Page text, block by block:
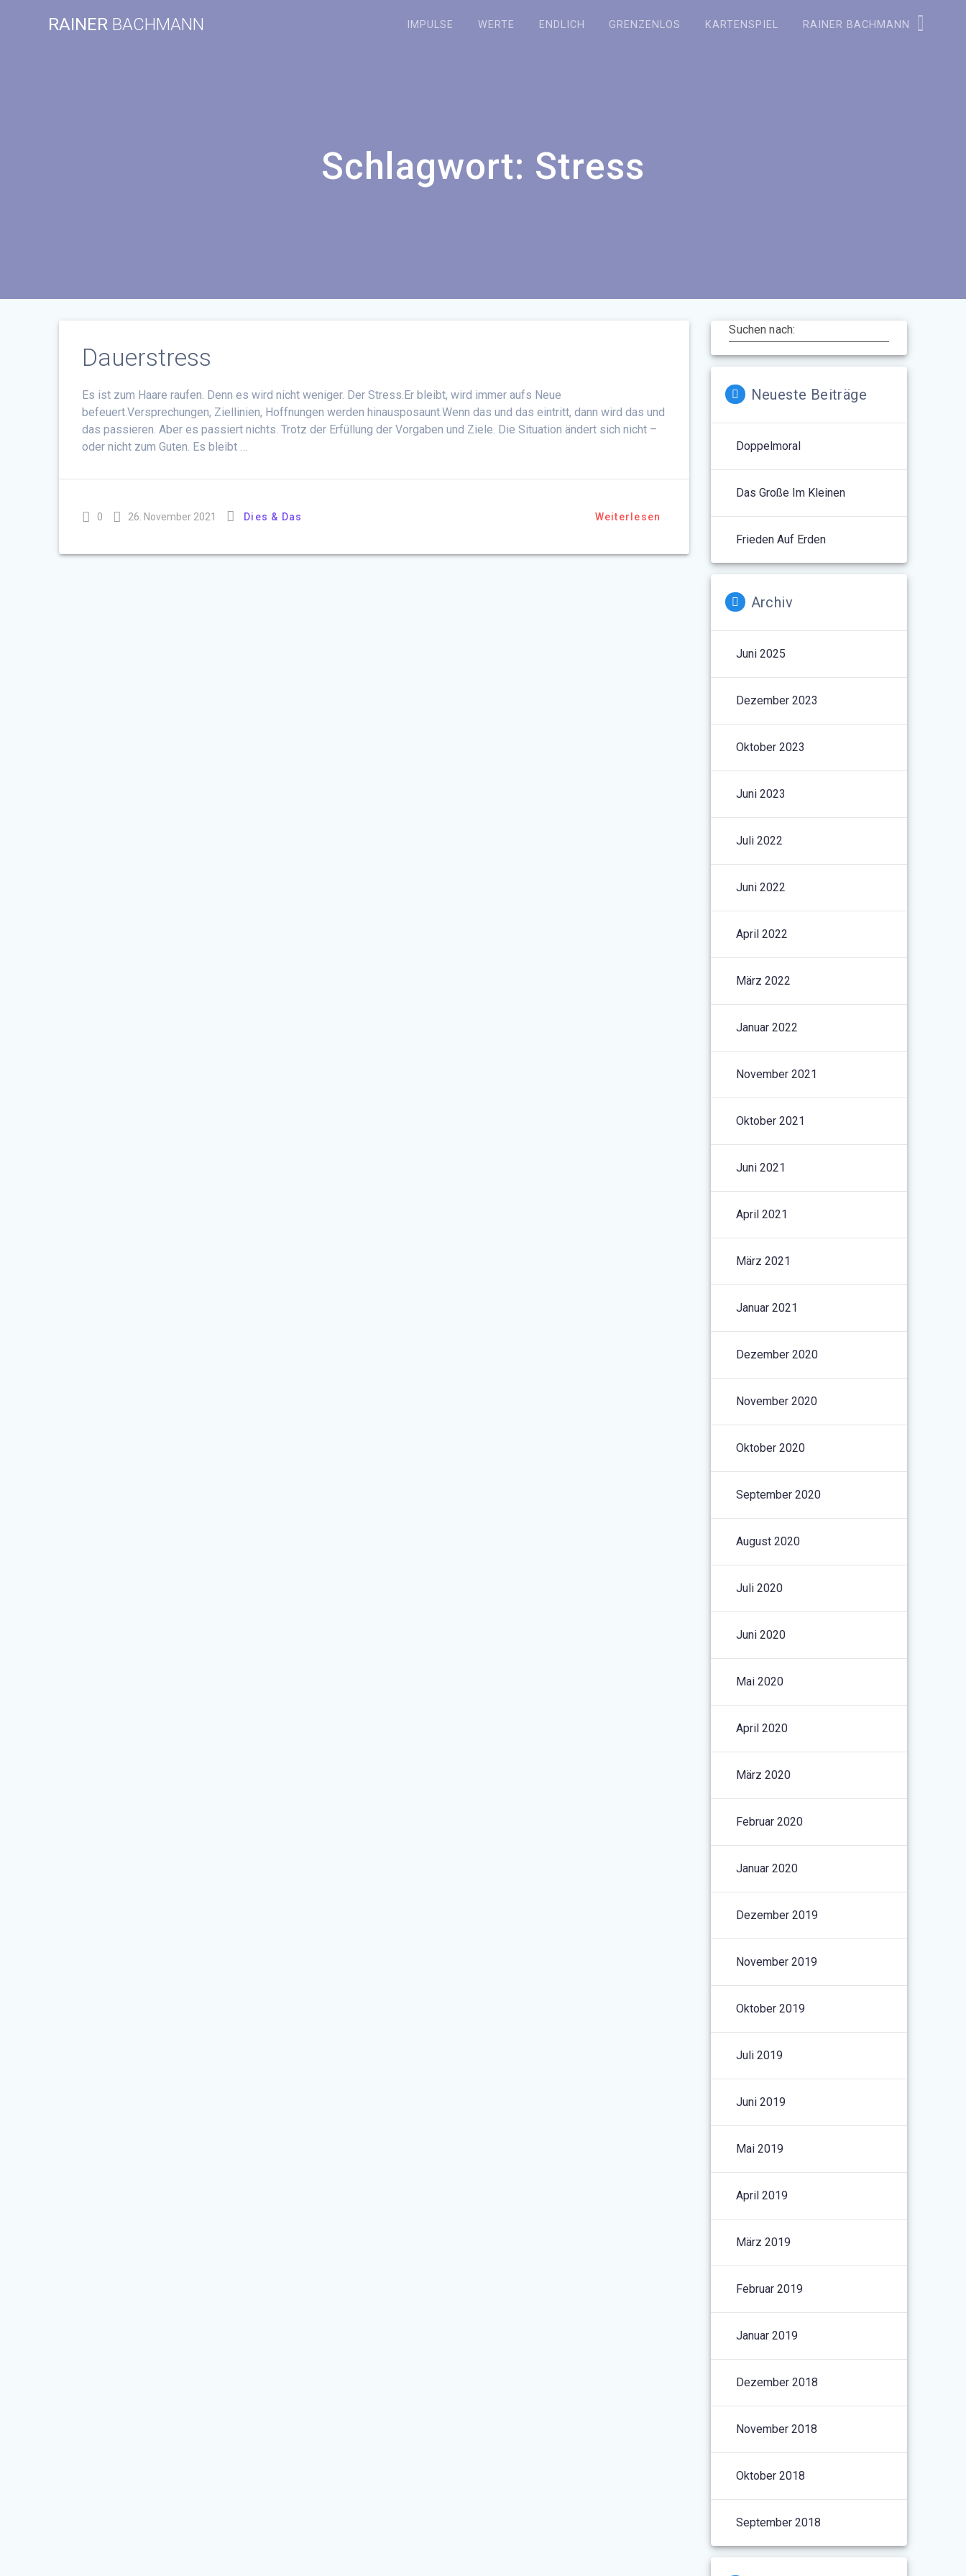
RAINER BACHMANN IMPULSE WERTE ENDLICH GRENZENLOS KARTENSPIEL RAINER BACHMANN
Schlagwort: Stress
Dauerstress
Es ist zum Haare raufen. Denn es wird nicht weniger. Der Stress.Er bleibt, wird immer aufs Neue
befeuert.Versprechungen, Ziellinien, Hoffnungen werden hinausposaunt.Wenn das und das eintritt, dann wird das und
das passieren. Aber es passiert nichts. Trotz der Erfüllung der Vorgaben und Ziele. Die Situation ändert sich nicht –
oder nicht zum Guten. Es bleibt …
0 26. November 2021 Dies & Das Weiterlesen
Suchen nach:
Neueste Beiträge
Doppelmoral
Das Große Im Kleinen
Frieden Auf Erden
Archiv
Juni 2025
Dezember 2023
Oktober 2023
Juni 2023
Juli 2022
Juni 2022
April 2022
März 2022
Januar 2022
November 2021
Oktober 2021
Juni 2021
April 2021
März 2021
Januar 2021
Dezember 2020
November 2020
Oktober 2020
September 2020
August 2020
Juli 2020
Juni 2020
Mai 2020
April 2020
März 2020
Februar 2020
Januar 2020
Dezember 2019
November 2019
Oktober 2019
Juli 2019
Juni 2019
Mai 2019
April 2019
März 2019
Februar 2019
Januar 2019
Dezember 2018
November 2018
Oktober 2018
September 2018